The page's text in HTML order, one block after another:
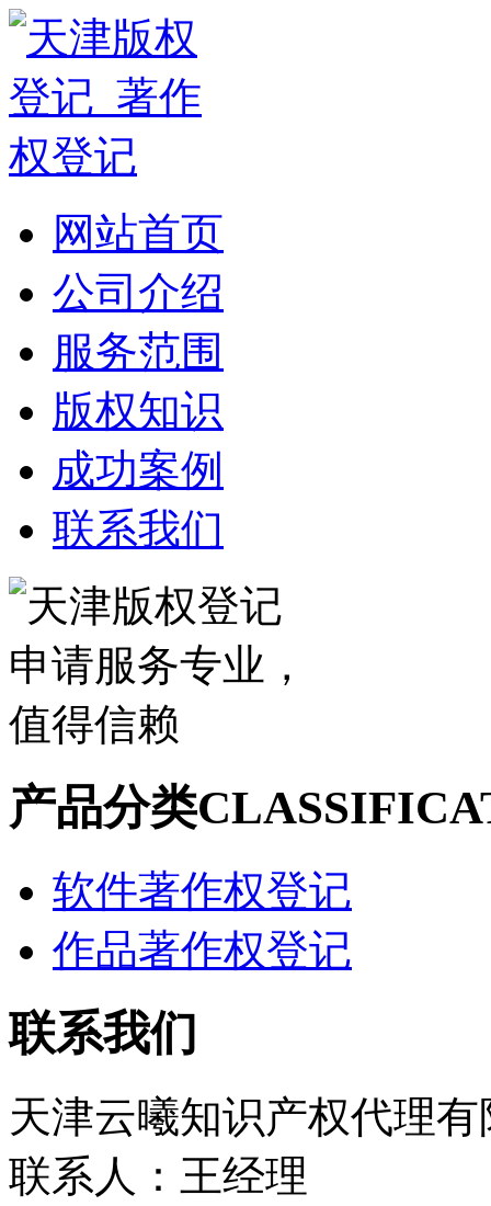
网站首页
公司介绍
服务范围
版权知识
成功案例
联系我们
产品分类
软件著作权登记
作品著作权登记
联系我们
天津云曦知识产权代理
联系人：王经理